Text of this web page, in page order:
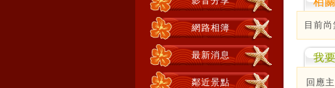
網路相簿
最新消息
鄰近景點
目前
回應主